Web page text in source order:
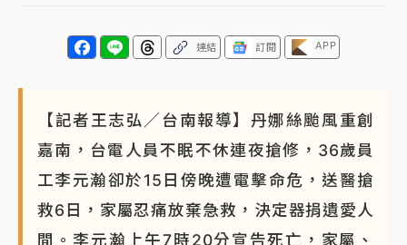
連結 訂閱 APP
【記者王志弘／台南報導】丹娜絲颱風重創
嘉南，台電人員不眠不休連夜搶修，36歲員
工李元瀚卻於15日傍晚遭電擊命危，送醫搶
救6日，家屬忍痛放棄急救，決定器捐遺愛人
間。李元瀚上午7時20分宣告死亡，家屬、